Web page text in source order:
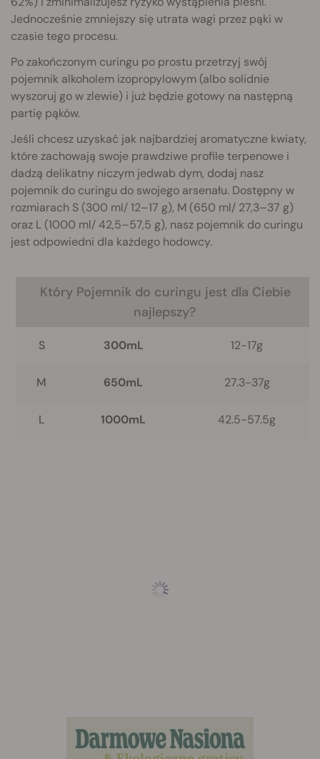
Jednocześnie zmniejszy się utrata wagi przez pąki w
czasie tego procesu.
Po zakończonym curingu po prostu przetrzyj swój
pojemnik alkoholem izopropylowym (albo solidnie
wyszoruj go w zlewie) i już będzie gotowy na następną
partię pąków.
Jeśli chcesz uzyskać jak najbardziej aromatyczne kwiaty,
które zachowają swoje prawdziwe profile terpenowe i
dadzą delikatny niczym jedwab dym, dodaj nasz
pojemnik do curingu do swojego arsenału. Dostępny w
rozmiarach S (300 ml/ 12–17 g), M (650 ml/ 27,3–37 g)
oraz L (1000 ml/ 42,5–57,5 g), nasz pojemnik do curingu
jest odpowiedni dla każdego hodowcy.
Który Pojemnik do curingu jest dla Ciebie
najlepszy?
S 300mL 12-17g
M 650mL 27.3-37g
L 1000mL 42.5-57.5g